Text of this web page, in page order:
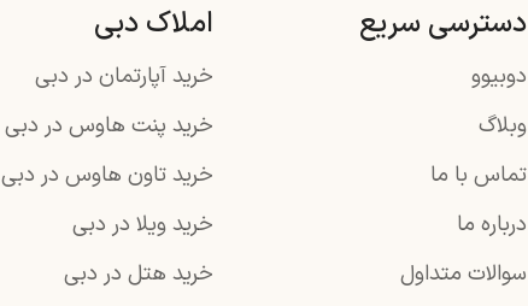
دسترسی سریع
دوبیوو
وبلاگ
تماس با ما
درباره ما
سوالات متداول
املاک دبی
خرید آپارتمان در دبی
خرید پنت هاوس در دبی
خرید تاون هاوس در دبی
خرید ویلا در دبی
خرید هتل در دبی